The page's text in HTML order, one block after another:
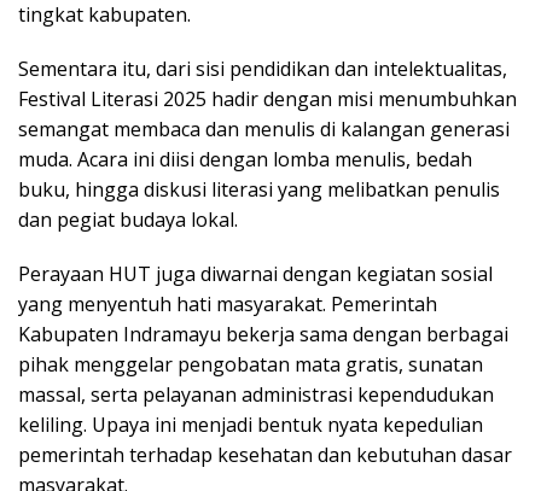
tingkat kabupaten.
Sementara itu, dari sisi pendidikan dan intelektualitas,
Festival Literasi 2025 hadir dengan misi menumbuhkan
semangat membaca dan menulis di kalangan generasi
muda. Acara ini diisi dengan lomba menulis, bedah
buku, hingga diskusi literasi yang melibatkan penulis
dan pegiat budaya lokal.
Perayaan HUT juga diwarnai dengan kegiatan sosial
yang menyentuh hati masyarakat. Pemerintah
Kabupaten Indramayu bekerja sama dengan berbagai
pihak menggelar pengobatan mata gratis, sunatan
massal, serta pelayanan administrasi kependudukan
keliling. Upaya ini menjadi bentuk nyata kepedulian
pemerintah terhadap kesehatan dan kebutuhan dasar
masyarakat.